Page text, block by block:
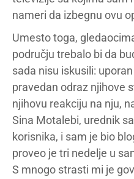
nameri da izbegnu ovu
Umesto toga,
području trebalo bi da
sada nisu iskusili:
pravedan odraz njihove
njihovu reakciju na nju,
Sina Motalebi, urednik
korisnika, i sam je bio
proveo je tri nedelje u
S mnogo strasti mi je